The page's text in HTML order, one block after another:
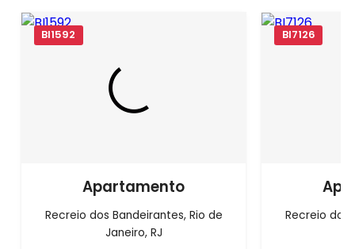
BI1592
Apartamento
Recreio dos Bandeirantes, Rio de
Janeiro, RJ
BI7126
Recreio dos